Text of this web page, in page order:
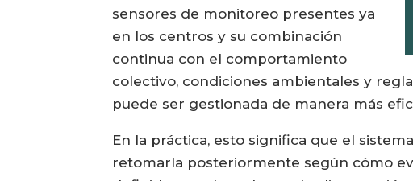
sensores de monitoreo presentes ya
en los centros y su combinación
continua con el comportamiento
colectivo, condiciones ambientales y
puede ser gestionada de manera más
En la práctica, esto significa que el
retomarla posteriormente según cómo